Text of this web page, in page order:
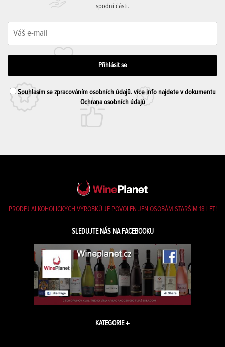
spodní části.
Souhlasím se zpracováním osobních údajů. více info najdete v dokumentu
Ochrana osobních údajů
PRODEJ ALKOHOLICKÝCH VÝROBKŮ JE POVOLEN JEN OSOBÁM STARŠÍM 18 LET!
SLEDUJTE NÁS NA FACEBOOKU
KATEGORIE